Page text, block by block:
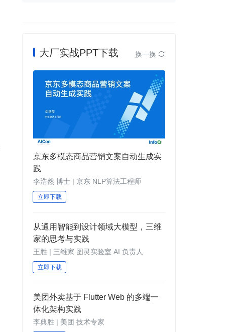
大厂实战PPT下载 换一换 
京东多模态商品营销文案自动生成实
践
李浩然 博士 | 京东 NLP算法工程师
立即下载
从通用智能到设计领域大模型，三维
家的思考与实践
王胜 | 三维家 图灵实验室 AI 负责人
立即下载
美团外卖基于 Flutter Web 的多端一
体化架构实践
李典胜 | 美团 技术专家